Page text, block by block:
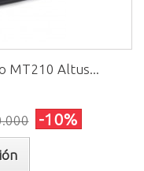
MT210 Altus...
-10%